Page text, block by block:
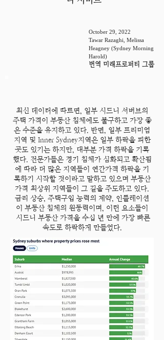
October 29, 2022
Tawar Razaghi, Melissa
Heagney (Sydney Morning
Harold)
번역 미래프로퍼티 그룹
최신 데이터에 따르면, 일부 시드니 서버브의
주택 가격이 부동산 침체에도 불구하고 가장 좋
은 수준을 유지하고 있다. 반면, 일부 프리미엄
지역 및 Inner Sydney지역은 일부 하락을 피한
곳도 있기는 하지만, 대부분 가격 하락을 기록
했다. 전문가들은 경기 침체가 심화되고 확산됨
에 따라 더 많은 지역들이 연간가격 하락을 기
록하기 시작할 것이라고 말하고 있으며 부동산
가격 최상위 지역들이 그 길을 주도하고 있다.
금리 상승, 주택구입 능력의 제약, 인플레이션
이 부동산 침체의 원동력이며, 이런 요소들이
시드니 부동산 가격을 수십 년 만에 가장 빠른
속도로 하락하게 만들었다.